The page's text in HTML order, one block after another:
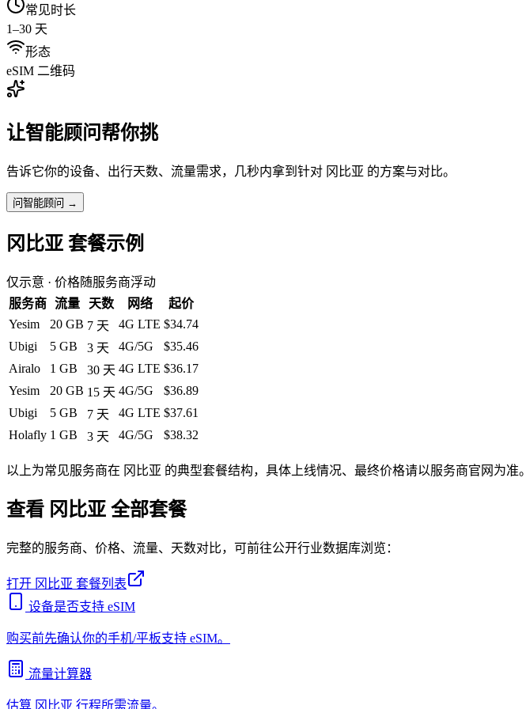
常见时长
1–30 天
形态
eSIM 二维码
让智能顾问帮你挑
告诉它你的设备、出行天数、流量需求，几秒内拿到针对 冈比亚 的方案与对比。
问智能顾问 →
冈比亚 套餐示例
仅示意 · 价格随服务商浮动
服务商 流量 天数 网络
起价
Yesim
20 GB 7 天 4G LTE $34.74
Ubigi
5 GB 3 天 4G/5G
$35.46
Airalo
1 GB 30 天 4G LTE $36.17
Yesim
20 GB 15 天 4G/5G
$36.89
Ubigi
5 GB 7 天 4G LTE $37.61
Holafly 1 GB 3 天 4G/5G $38.32
以上为常见服务商在 冈比亚 的典型套餐结构，具体上线情况、最终价格请以服务商官网为准。
查看 冈比亚 全部套餐
完整的服务商、价格、流量、天数对比，可前往公开行业数据库浏览：
打开 冈比亚 套餐列表
设备是否支持 eSIM
购买前先确认你的手机/平板支持 eSIM。
流量计算器
估算 冈比亚 行程所需流量。